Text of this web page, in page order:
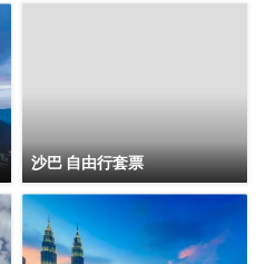
沙巴 自由行套票